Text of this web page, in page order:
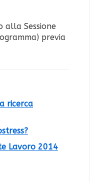
alla Sessione
previa
ricerca
Lavoro 2014